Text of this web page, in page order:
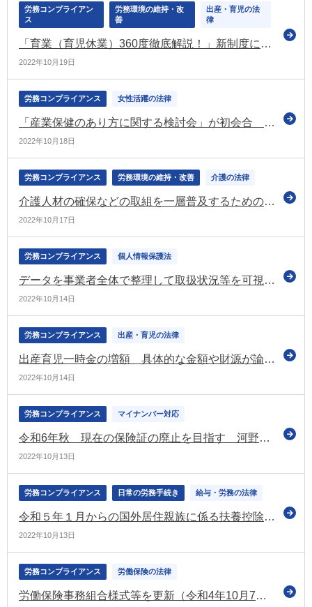
労務コンプライアン
ス
労務環境の維持・改
善
出産・育児の法
律
「育業（育児休業）360度徹底解説！」新制度に対応した解説動画を配信（東京労働局）
2022年10月19日
労務コンプライアンス 女性活躍の法律
「産業保健のあり方に関する検討会」が初会合 治療と仕事の両立支援・ストレスチェックなども重点課題に
2022年10月18日
労務コンプライアンス 労務環境の維持・改善 介護の法律
介護人材の確保などの取組を一層普及するための方策を検討（社保審の介護保険部会）
2022年10月17日
労務コンプライアンス 個人情報保護法
データを事業者全体で整理して取扱状況等を可視化（＝データマッピング） ツールキットを公表（個人情報保護委員会）
2022年10月14日
労務コンプライアンス 出産・育児の法律
出産育児一時金の増額 具体的な金額や財源が論点に（社保審の医療保険部会）
2022年10月14日
労務コンプライアンス マイナンバー対応
令和6年秋 現在の保険証の廃止を目指す 河野デジタル大臣が発表
2022年10月13日
労務コンプライアンス 日常の労務手続き 給与・労務の法律
令和５年１月からの国外居住親族に係る扶養控除等Ｑ＆Ａを公表（国税庁）
2022年10月13日
労務コンプライアンス 労働保険の法律
労働保険事務組合様式等を更新（令和4年10月7日）（厚労省）